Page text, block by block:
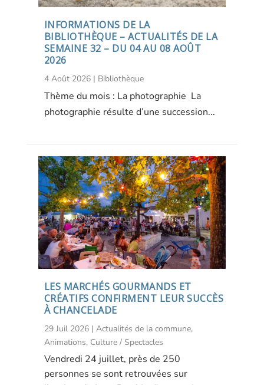
INFORMATIONS DE LA
BIBLIOTHÈQUE – ACTUALITÉS DE LA
SEMAINE 32 – DU 04 AU 08 AOÛT
2026
4 Août 2026| Bibliothèque
Thème du mois : La photographie La
photographie résulte d’une succession...
LES MARCHÉS GOURMANDS ET
CRÉATIFS CONFIRMENT LEUR SUCCÈS
À CHANCELADE
29 Juil 2026| Actualités de la commune,
Animations, Culture / Spectacles
Vendredi 24 juillet, près de 250
personnes se sont retrouvées sur